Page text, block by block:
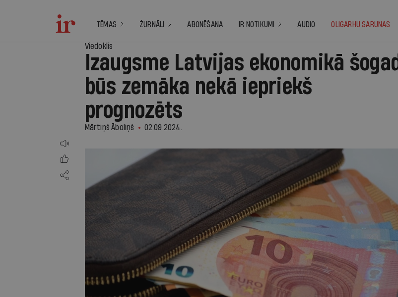
TĒMAS ŽURNĀLI ABONĒŠANA IR NOTIKUMI AUDIO OLIGARHU SARUNAS
Viedoklis
Izaugsme Latvijas ekonomikā šogad
būs zemāka nekā iepriekš
prognozēts
Mārtiņš Āboliņš 02.09.2024.